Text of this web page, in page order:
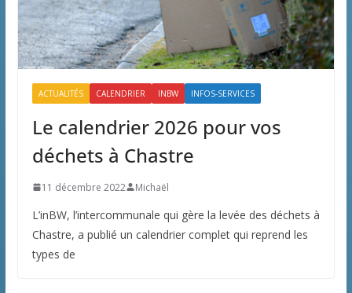
ACTUALITÉS CALENDRIER INBW INFOS-SERVICES
Le calendrier 2026 pour vos
déchets à Chastre
11 décembre 2022 Michaël
L’inBW, l’intercommunale qui gère la levée des déchets à
Chastre, a publié un calendrier complet qui reprend les
types de